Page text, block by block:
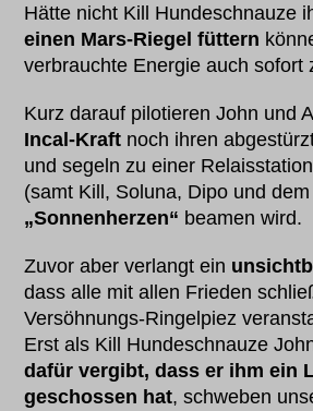
Hätte nicht Kill Hundeschnauze
einen Mars-Riegel füttern
verbrauchte Energie auch sofort
Kurz darauf pilotieren John und
Incal-Kraft noch ihren
und segeln zu einer
(samt Kill, Soluna, Dipo und
„Sonnenherzen“ beamen wird.
Zuvor aber verlangt ein
dass alle mit allen Frieden
Versöhnungs-Ringelpiez
Erst als Kill Hundeschnauze
dafür vergibt, dass er ihm ein
geschossen hat, schweben